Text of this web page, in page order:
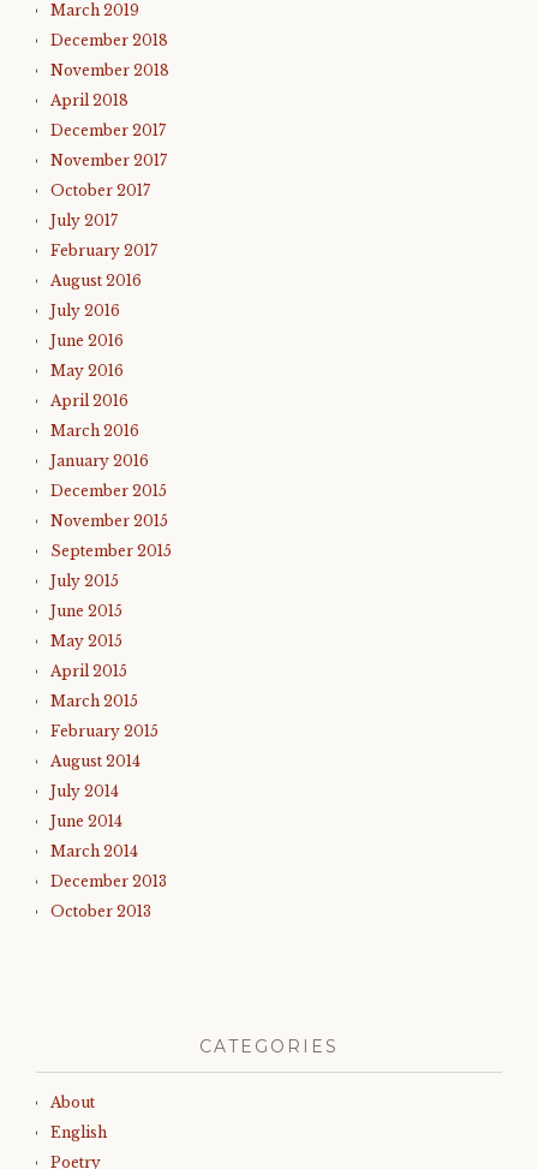
March 2019
December 2018
November 2018
April 2018
December 2017
November 2017
October 2017
July 2017
February 2017
August 2016
July 2016
June 2016
May 2016
April 2016
March 2016
January 2016
December 2015
November 2015
September 2015
July 2015
June 2015
May 2015
April 2015
March 2015
February 2015
August 2014
July 2014
June 2014
March 2014
December 2013
October 2013
CATEGORIES
About
English
Poetry